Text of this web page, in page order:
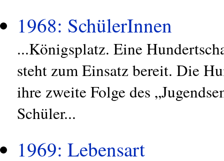
1968: SchülerInnen
...Königsplatz. Eine
steht zum Einsatz bereit. Die
ihre zweite Folge des
Schüler...
1969: Lebensart